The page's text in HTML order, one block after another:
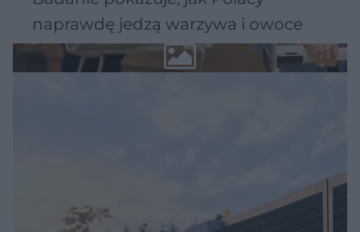
naprawdę jedzą warzywa i owoce